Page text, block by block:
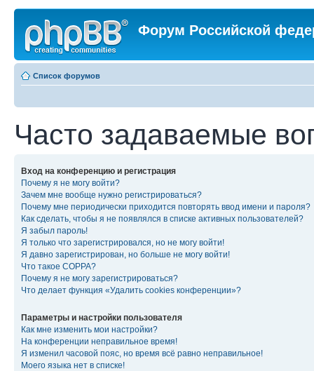
Форум Российской
Список форумов
Часто задаваемые
Вход на конференцию и регистрация
Почему я не могу войти?
Зачем мне вообще нужно регистрироваться?
Почему мне периодически приходится повторять ввод имени и пароля?
Как сделать, чтобы я не появлялся в списке активных пользователей?
Я забыл пароль!
Я только что зарегистрировался, но не могу войти!
Я давно зарегистрирован, но больше не могу войти!
Что такое COPPA?
Почему я не могу зарегистрироваться?
Что делает функция «Удалить cookies конференции»?
Параметры и настройки пользователя
Как мне изменить мои настройки?
На конференции неправильное время!
Я изменил часовой пояс, но время всё равно неправильное!
Моего языка нет в списке!